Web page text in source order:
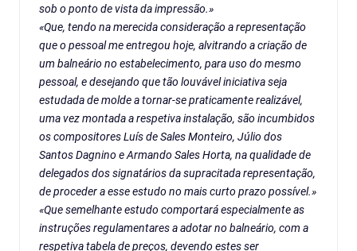
sob o ponto de vista da impressão.»
«Que, tendo na merecida consideração a representação
que o pessoal me entregou hoje, alvitrando a criação de
um balneário no estabelecimento, para uso do mesmo
pessoal, e desejando que tão louvável iniciativa seja
estudada de molde a tornar-se praticamente realizável,
uma vez montada a respetiva instalação, são incumbidos
os compositores Luís de Sales Monteiro, Júlio dos
Santos Dagnino e Armando Sales Horta, na qualidade de
delegados dos signatários da supracitada representação,
de proceder a esse estudo no mais curto prazo possível.»
«Que semelhante estudo comportará especialmente as
instruções regulamentares a adotar no balneário, com a
respetiva tabela de preços, devendo estes ser